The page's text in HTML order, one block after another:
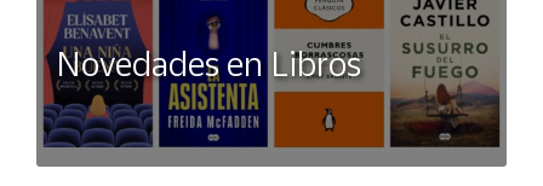
Novedades en Libros